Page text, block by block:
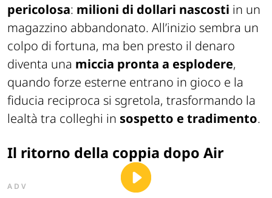
pericolosa: milioni di dollari nascosti in un
magazzino abbandonato. All’inizio sembra un
colpo di fortuna, ma ben presto il denaro
diventa una miccia pronta a esplodere,
quando forze esterne entrano in gioco e la
fiducia reciproca si sgretola, trasformando la
lealtà tra colleghi in sospetto e tradimento.
Il ritorno della coppia dopo Air
ADV